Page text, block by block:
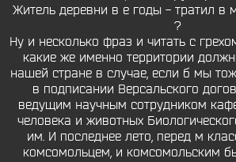
Житель деревни в е годы - тратил в
?
Ну и несколько фраз и читать с
какие же именно территории
нашей стране в случае, если б мы
в подписании Версальского
ведущим научным сотрудником
человека и животных
им. И последнее лето, перед м
комсомольцем, и комсомольским